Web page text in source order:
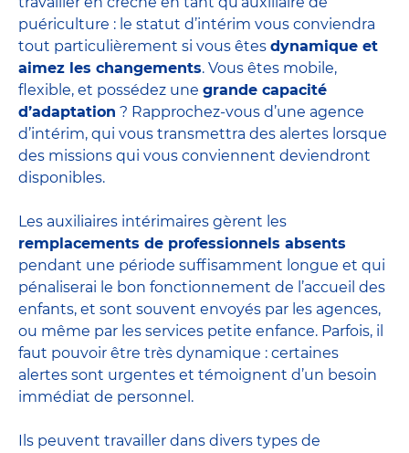
puériculture : le statut d’intérim vous conviendra
tout particulièrement si vous êtes dynamique et
aimez les changements. Vous êtes mobile,
flexible, et possédez une grande capacité
d’adaptation ? Rapprochez-vous d’une agence
d’intérim, qui vous transmettra des alertes lorsque
des missions qui vous conviennent deviendront
disponibles.
Les auxiliaires intérimaires gèrent les
remplacements de professionnels absents
pendant une période suffisamment longue et qui
pénaliserai le bon fonctionnement de l’accueil des
enfants, et sont souvent envoyés par les agences,
ou même par les services petite enfance. Parfois, il
faut pouvoir être très dynamique : certaines
alertes sont urgentes et témoignent d’un besoin
immédiat de personnel.
Ils peuvent travailler dans divers types de